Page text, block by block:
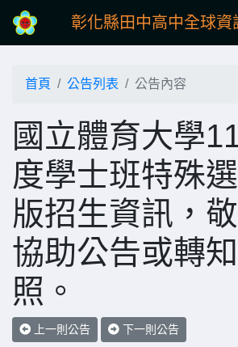
彰化縣田中高中全球資
首頁 公告列表 公告內容
國立體育大學
度學士班特殊
版招生資訊，
協助公告或轉
照。
上一則公告 下一則公告